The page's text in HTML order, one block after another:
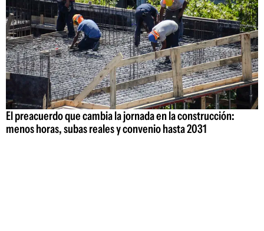
El preacuerdo que cambia la jornada en la construcción:
menos horas, subas reales y convenio hasta 2031